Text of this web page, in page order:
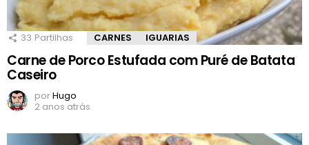
33 Partilhas CARNES IGUARIAS
Carne de Porco Estufada com Puré de Batata
Caseiro
porHugo
2 anos atrás